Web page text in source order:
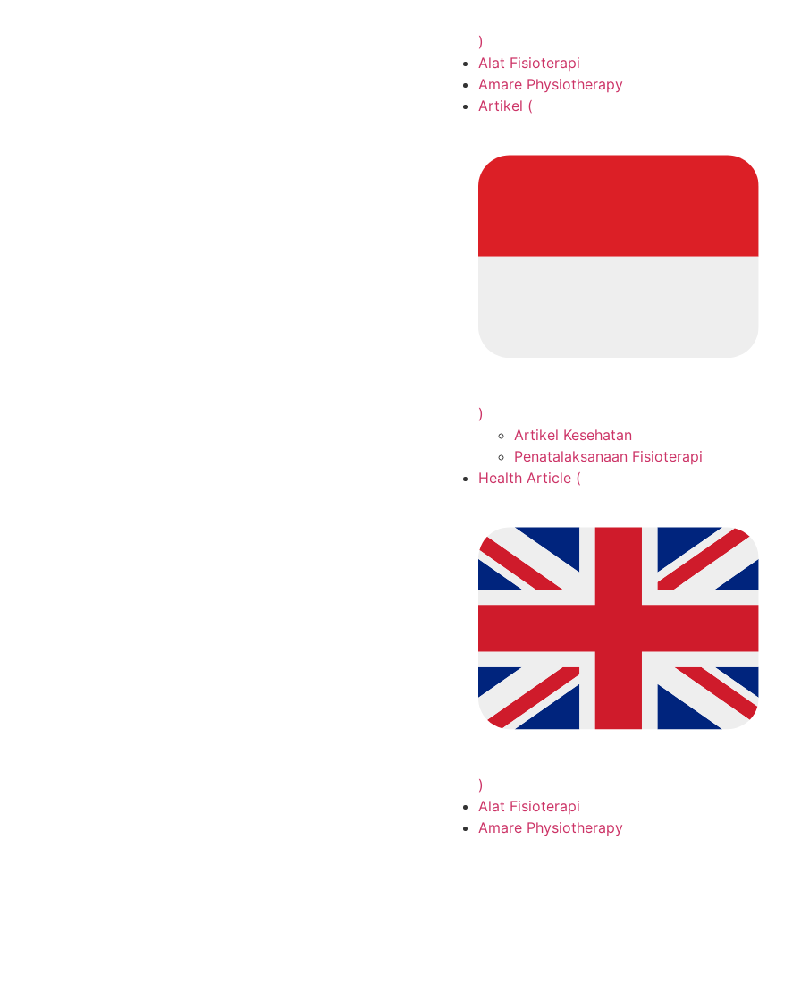
)
Alat Fisioterapi
Amare Physiotherapy
Artikel (
)
Artikel Kesehatan
Penatalaksanaan Fisioterapi
Health Article (
)
Alat Fisioterapi
Amare Physiotherapy